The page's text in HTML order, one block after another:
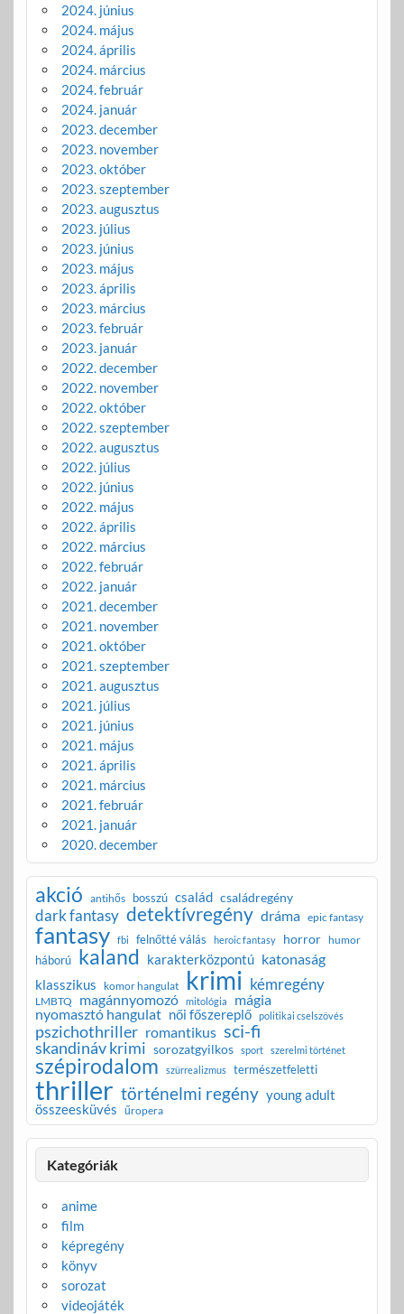
2024. június
2024. május
2024. április
2024. március
2024. február
2024. január
2023. december
2023. november
2023. október
2023. szeptember
2023. augusztus
2023. július
2023. június
2023. május
2023. április
2023. március
2023. február
2023. január
2022. december
2022. november
2022. október
2022. szeptember
2022. augusztus
2022. július
2022. június
2022. május
2022. április
2022. március
2022. február
2022. január
2021. december
2021. november
2021. október
2021. szeptember
2021. augusztus
2021. július
2021. június
2021. május
2021. április
2021. március
2021. február
2021. január
2020. december
akció antihős bosszú család családregény
dark fantasy detektívregény dráma epic fantasy
fantasy fbi felnőtté válás heroic fantasy horror humor
háború kaland karakterközpontú katonaság
klasszikus komor hangulat krimi kémregény
LMBTQ magánnyomozó mitológia mágia
nyomasztó hangulat női főszereplő politikai cselszövés
pszichothriller romantikus sci-fi
skandináv krimi sorozatgyilkos sport szerelmi történet
szépirodalom szürrealizmus természetfeletti
thriller történelmi regény young adult
összeesküvés űropera
Kategóriák
anime
film
képregény
könyv
sorozat
videojáték